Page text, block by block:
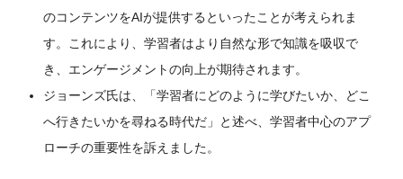
のコンテンツをAIが提供するといったことが考えられま
す。これにより、学習者はより自然な形で知識を吸収で
き、エンゲージメントの向上が期待されます。
ジョーンズ氏は、「学習者にどのように学びたいか、どこ
へ行きたいかを尋ねる時代だ」と述べ、学習者中心のアプ
ローチの重要性を訴えました。